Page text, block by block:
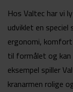
Hos Valtec har vi
udviklet en
ergonomi,
til formålet og kan
eksempel spiller
kranarmen rolige